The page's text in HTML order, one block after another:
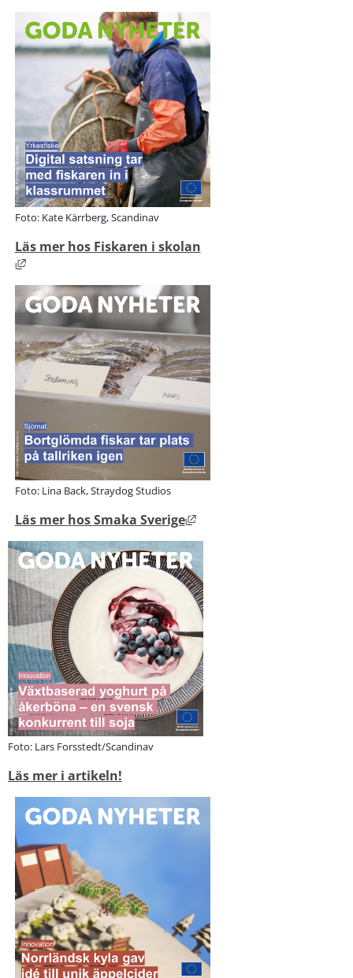
Foto: Kate Kärrberg, Scandinav
Läs mer hos Fiskaren i skolan
Länk till annan webbplats, öppnas i nytt fönster.
Foto: Lina Back, Straydog Studios
Läs mer hos Smaka Sverige Länk till annan
Foto: Lars Forsstedt/Scandinav
Läs mer i artikeln!